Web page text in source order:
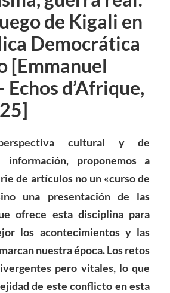
de Kigali en
Democrática
[Emmanuel
Echos d’Afrique,
cultural y de
información, proponemos a
de artículos no un «curso de
una presentación de las
ofrece esta disciplina para
los acontecimientos y las
nuestra época. Los retos
pero vitales, lo que
de este conflicto en esta